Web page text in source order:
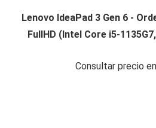
Lenovo IdeaPad 3 Gen 6 -
FullHD (Intel Core i5-
Consultar precio